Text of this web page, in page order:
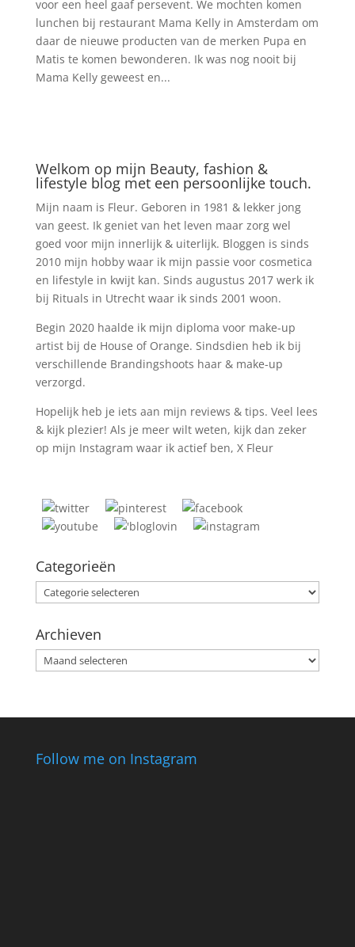
voor een heel gaaf persevent. We mochten komen
lunchen bij restaurant Mama Kelly in Amsterdam om
daar de nieuwe producten van de merken Pupa en
Matis te komen bewonderen. Ik was nog nooit bij
Mama Kelly geweest en...
Welkom op mijn Beauty, fashion &
lifestyle blog met een persoonlijke touch.
Mijn naam is Fleur. Geboren in 1981 & lekker jong
van geest. Ik geniet van het leven maar zorg wel
goed voor mijn innerlijk & uiterlijk. Bloggen is sinds
2010 mijn hobby waar ik mijn passie voor cosmetica
en lifestyle in kwijt kan. Sinds augustus 2017 werk ik
bij Rituals in Utrecht waar ik sinds 2001 woon.
Begin 2020 haalde ik mijn diploma voor make-up
artist bij de House of Orange. Sindsdien heb ik bij
verschillende Brandingshoots haar & make-up
verzorgd.
Hopelijk heb je iets aan mijn reviews & tips. Veel lees
& kijk plezier! Als je meer wilt weten, kijk dan zeker
op mijn Instagram waar ik actief ben, X Fleur
Categorieën
Categorieën
Archieven
Archieven
Follow me on Instagram